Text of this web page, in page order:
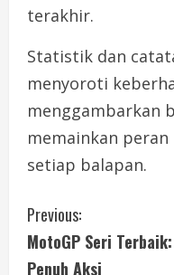
terakhir.
Statistik dan
menyoroti
menggambarkan
memainkan
setiap balapan.
C
o
Previous:
MotoGP Seri
Penuh Aksi